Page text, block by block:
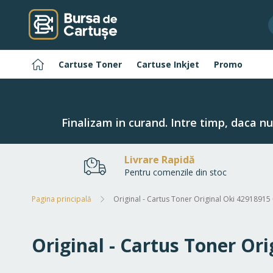
Navigați
la
Conținut
PaginaCartuse Toner Cartuse Inkjet Promo
Finalizam in curand. Intre timp, daca
Livrare Rapidă
Pentru comenzile din stoc
Pagina principală Original - Cartus Toner Original Oki 42918915
Original - Cartus Toner